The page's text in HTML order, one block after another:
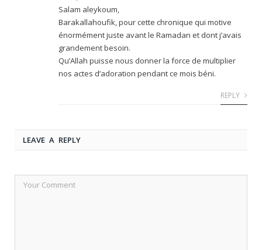
Salam aleykoum,
Barakallahoufik, pour cette chronique qui motive
énormément juste avant le Ramadan et dont j’avais
grandement besoin.
Qu’Allah puisse nous donner la force de multiplier
nos actes d’adoration pendant ce mois béni.
REPLY
LEAVE A REPLY